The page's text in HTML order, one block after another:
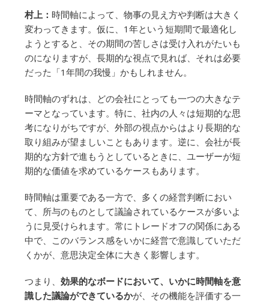
村上： 時間軸によって、物事の見え方や判断は大きく
変わってきます。仮に、1年という短期間で最適化し
ようとすると、その期間の苦しさは受け入れがたいも
のになりますが、長期的な視点で見れば、それは必要
だった「1年間の我慢」かもしれません。
時間軸のずれは、どの会社にとっても一つの大きなテ
ーマとなっています。特に、社内の人々は短期的な思
考になりがちですが、外部の視点からはより長期的な
取り組みが望ましいこともあります。逆に、会社が長
期的な方針で進もうとしているときに、ユーザーが短
期的な価値を求めているケースもあります。
時間軸は重要である一方で、多くの経営判断におい
て、所与のものとして議論されているケースが多いよ
うに見受けられます。常にトレードオフの関係にある
中で、このバランス感をいかに経営で意識していただ
くかが、意思決定全体に大きく影響します。
つまり、 効果的なボードにおいて、いかに時間軸を意
識した議論ができているかが、その機能を評価する一